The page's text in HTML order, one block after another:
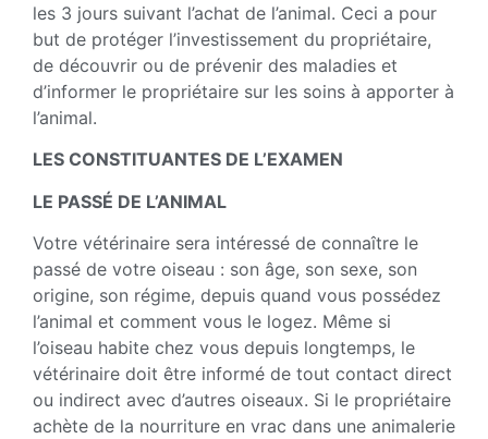
les 3 jours suivant l’achat de l’animal. Ceci a pour
but de protéger l’investissement du propriétaire,
de découvrir ou de prévenir des maladies et
d’informer le propriétaire sur les soins à apporter à
l’animal.
LES CONSTITUANTES DE L’EXAMEN
LE PASSÉ DE L’ANIMAL
Votre vétérinaire sera intéressé de connaître le
passé de votre oiseau : son âge, son sexe, son
origine, son régime, depuis quand vous possédez
l’animal et comment vous le logez. Même si
l’oiseau habite chez vous depuis longtemps, le
vétérinaire doit être informé de tout contact direct
ou indirect avec d’autres oiseaux. Si le propriétaire
achète de la nourriture en vrac dans une animalerie